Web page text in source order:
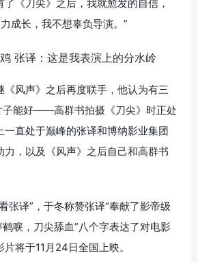
《刀尖》之后，我就愈发的自信，
成长，我不想辜负导演。”
《风声》之后再度联手，他认为有三
子能好——高群书拍摄《刀尖》时正处
一直处于巅峰的张译和博纳影业集团
力，以及《风声》之后自己和高群书
张译”，于冬称赞张译“奉献了影帝级
鹤唳，刀尖舔血”八个字表达了对电影
片将于11月24日全国上映。